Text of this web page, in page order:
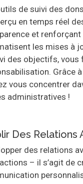
de suivi des
en temps réel
et
les mises à
des objectifs,
Grâce
vous concentrer
administratives !
Des Relations
des relations
– il s’agit de